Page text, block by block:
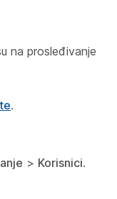
na prosleđivanje
.
> Korisnici.